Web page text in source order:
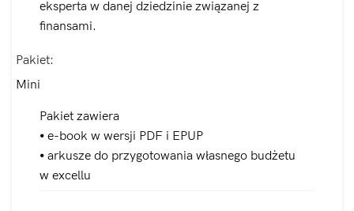
eksperta w danej dziedzinie związanej z
finansami.
Pakiet
Mini
Pakiet zawiera
⦁ e-book w wersji PDF i EPUP
⦁ arkusze do przygotowania własnego budżetu
w excellu